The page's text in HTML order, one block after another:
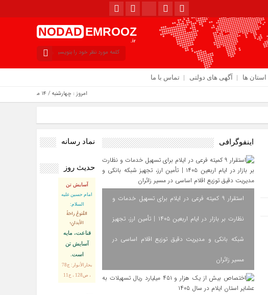
NODAD EMROOZ
.ir
استان ها آگهی های دولتی تماس با ما
امروز : چهارشنبه / ۱۴ مرداد / ۱۴۰۵
اینفوگرافی
استقرار ۹ کمیته فرعی در ایلام برای تسهیل خدمات و
نظارت بر بازار در ایام اربعین ۱۴۰۵ | تأمین ارز، تجهیز
شبکه بانکی و مدیریت دقیق توزیع اقلام اساسی در
مسیر زائران
نماد رسانه
حدیث روز
آسایش تن
امام حسین علیه
السلام:
القُنوعُ راحَةُ
الأبدانِ؛
قناعت، مايه
آسايش تن
است.
بحارالأنوار: ج78
، ص128 ، ح11